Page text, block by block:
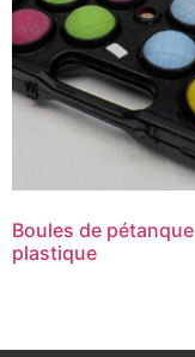
Boules de pétanque
plastique